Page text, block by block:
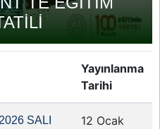
Yayınlanma
Tarihi
SALI
12 Ocak